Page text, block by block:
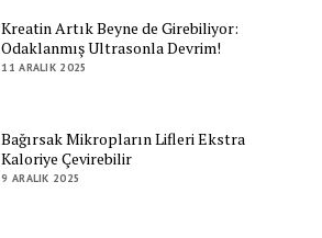
Kreatin Artık Beyne de Girebiliyor:
Odaklanmış Ultrasonla Devrim!
11 ARALIK 2025
Bağırsak Mikropların Lifleri Ekstra
Kaloriye Çevirebilir
9 ARALIK 2025